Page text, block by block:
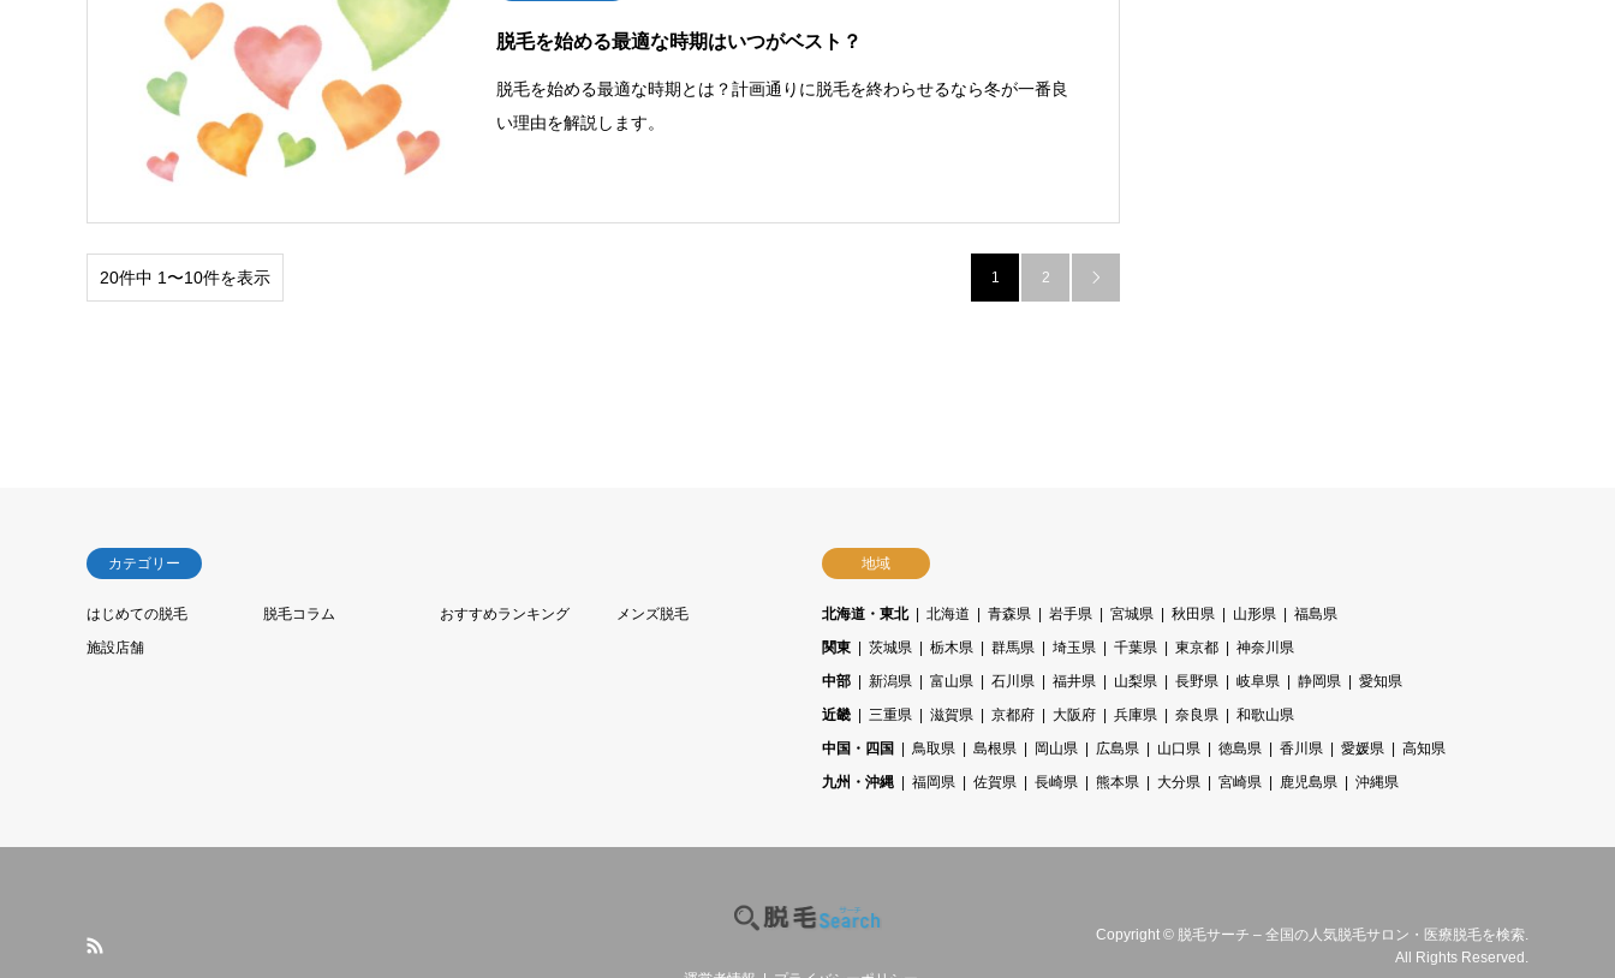
脱毛を始める最適な時期はいつがベスト？
脱毛を始める最適な時期とは？計画通りに脱毛を終わらせるなら冬が一番良
い理由を解説します。
20件中 1〜10件を表示 1 2 
カテゴリー
はじめての脱毛 脱毛コラム おすすめランキング
メンズ脱毛
施設店舗
地域
北海道・東北 北海道 青森県 岩手県 宮城県 秋田県 山形県
福島県
関東
茨城県 栃木県 群馬県 埼玉県 千葉県 東京都
神奈川県
中部
新潟県 富山県 石川県 福井県 山梨県 長野県 岐阜県 静岡県
愛知県
近畿
三重県 滋賀県 京都府 大阪府 兵庫県 奈良県
和歌山県
中国・四国
鳥取県 島根県 岡山県 広島県 山口県 徳島県 香川県 愛媛県
高知県
九州・沖縄
福岡県 佐賀県 長崎県 熊本県 大分県 宮崎県 鹿児島県 沖縄県
Copyright © 脱毛サーチ – 全国の人気脱毛サロン・医療脱毛を検索.
All Rights Reserved.